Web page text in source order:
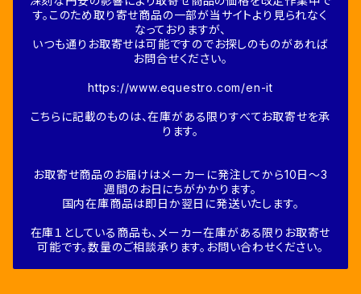
す。このため取り寄せ商品の一部が当サイトより見られなく
なっておりますが、
いつも通りお取寄せは可能ですのでお探しのものがあれば
お問合せください。
https://www.equestro.com/en-it
こちらに記載のものは、在庫がある限りすべてお取寄せを承
ります。
お取寄せ商品のお届けはメーカーに発注してから10日～3
週間のお日にちがかかります。
国内在庫商品は即日か翌日に発送いたします。
在庫１としている商品も、メーカー在庫がある限りお取寄せ
可能です。数量のご相談承ります。お問い合わせください。